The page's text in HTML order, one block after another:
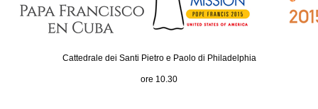
Cattedrale dei Santi Pietro e Paolo di Philadelphia
ore 10.30